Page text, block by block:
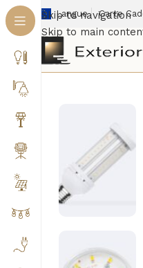
Skip to navigation
Skip to main
Langue Carte
Accueil